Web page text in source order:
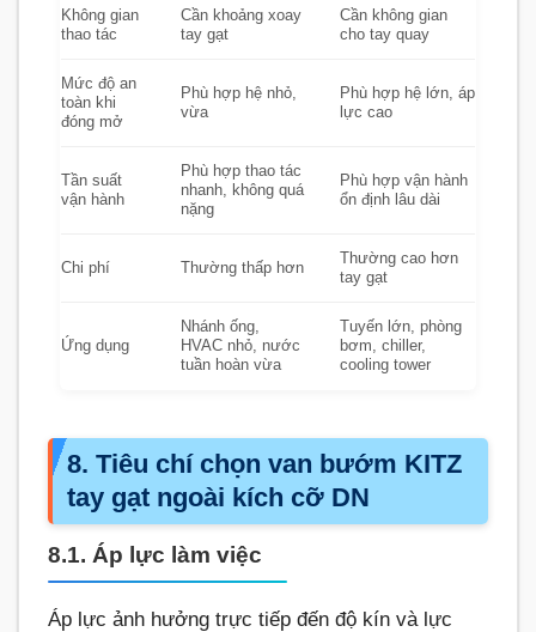
Không gian
thao tác
Cần khoảng xoay
tay gạt
Cần không gian
cho tay quay
Mức độ an
toàn khi
đóng mở
Phù hợp hệ nhỏ,
vừa
Phù hợp hệ lớn, áp
lực cao
Tần suất
vận hành
Phù hợp thao tác
nhanh, không quá
nặng
Phù hợp vận hành
ổn định lâu dài
Chi phí Thường thấp hơn
Thường cao hơn
tay gạt
Ứng dụng
Nhánh ống,
HVAC nhỏ, nước
tuần hoàn vừa
Tuyến lớn, phòng
bơm, chiller,
cooling tower
8. Tiêu chí chọn van bướm KITZ
tay gạt ngoài kích cỡ DN
8.1. Áp lực làm việc
Áp lực ảnh hưởng trực tiếp đến độ kín và lực